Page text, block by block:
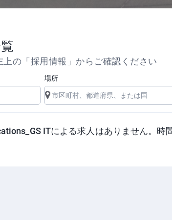
の「採用情報」からご確認ください
場所
ITによる求人はありません。時